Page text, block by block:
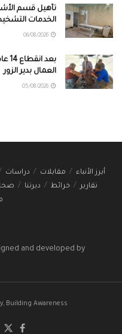
تأهيل قسم
الخدمات
العمال بدير الزور
أبرز الأنباء مقابلات دراسات
تقارير
خرائط ديرتنا
and developed by
Building Awareness